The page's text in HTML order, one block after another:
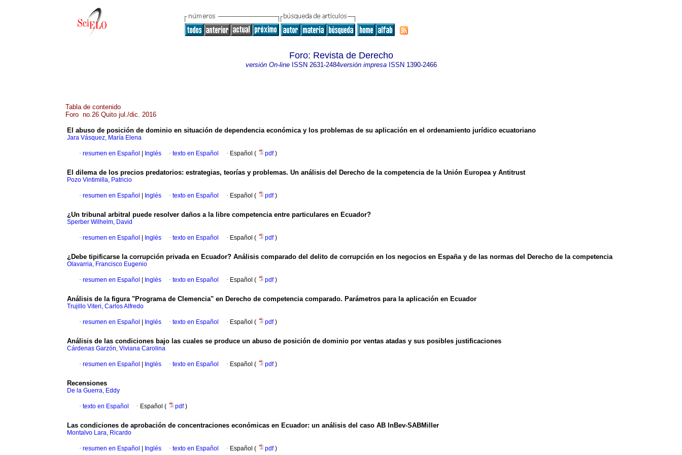
Foro: Revista de Derecho
versión On-lineISSN 2631-2484versión impresaISSN 1390-2466
Tabla de contenido
Foro no.26 Quito jul./dic. 2016
El abuso de posición de dominio en situación de dependencia económica y los problemas de su aplicación en el ordenamiento jurídico ecuatoriano
Jara Vásquez, María Elena
· resumen en Español Inglés · texto en Español · Español ( pdf)
El dilema de los precios predatorios: estrategias, teorías y problemas. Un análisis del Derecho de la competencia de la Unión Europea y Antitrust
Pozo Vintimilla, Patricio
· resumen en Español Inglés · texto en Español · Español ( pdf)
¿Un tribunal arbitral puede resolver daños a la libre competencia entre particulares en Ecuador?
Sperber Wilhelm, David
· resumen en Español Inglés · texto en Español · Español ( pdf)
¿Debe tipificarse la corrupción privada en Ecuador? Análisis comparado del delito de corrupción en los negocios en España y de las normas del Derecho de la competencia
Olavarria, Francisco Eugenio
· resumen en Español Inglés · texto en Español · Español ( pdf)
Análisis de la figura "Programa de Clemencia" en Derecho de competencia comparado. Parámetros para la aplicación en Ecuador
Trujillo Viteri, Carlos Alfredo
· resumen en Español Inglés · texto en Español · Español ( pdf)
Análisis de las condiciones bajo las cuales se produce un abuso de posición de dominio por ventas atadas y sus posibles justificaciones
Cárdenas Garzón, Viviana Carolina
· resumen en Español Inglés · texto en Español · Español ( pdf)
Recensiones
De la Guerra, Eddy
· texto en Español · Español ( pdf)
Las condiciones de aprobación de concentraciones económicas en Ecuador: un análisis del caso AB InBev-SABMiller
Montalvo Lara, Ricardo
· resumen en Español Inglés · texto en Español · Español ( pdf)